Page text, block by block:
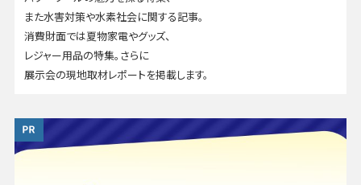
また水害対策や水素社会に関する記事。
消費財面では夏物家電やグッズ、
レジャー用品の特集。さらに
展示会の現地取材レポートを掲載します。